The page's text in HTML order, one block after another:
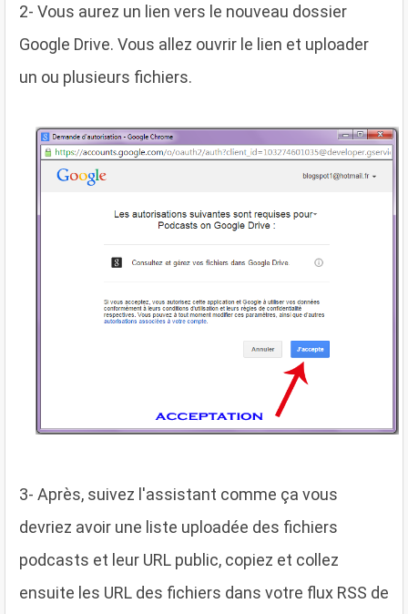
2- Vous aurez un lien vers le nouveau dossier
Google Drive. Vous allez ouvrir le lien et uploader
un ou plusieurs fichiers.
3- Après, suivez l'assistant comme ça vous
devriez avoir une liste uploadée des fichiers
podcasts et leur URL public, copiez et collez
ensuite les URL des fichiers dans votre flux RSS de